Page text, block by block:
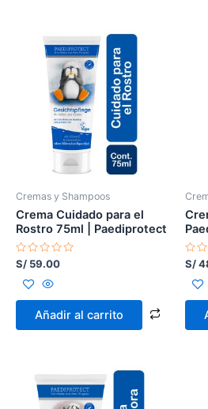
Cremas y Shampoos
Crema Cuidado para el
Rostro 75ml | Paediprotect
Valorado
con
de
5
S/ 59.00
Añadir al carrito
con
de
5
S/